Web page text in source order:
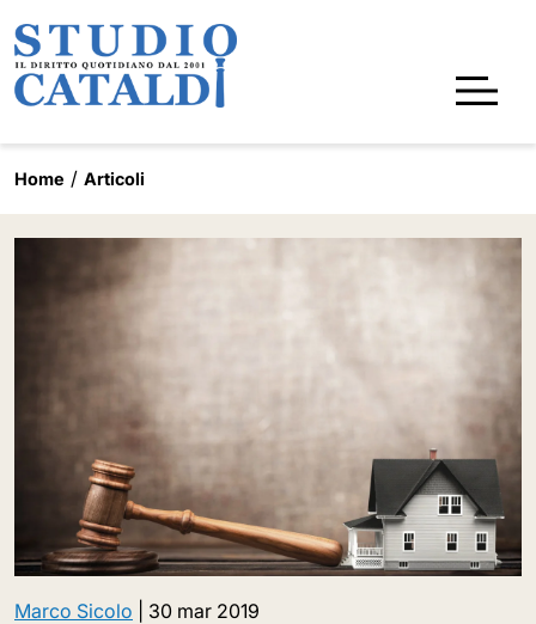
Home Articoli
Marco Sicolo 30 mar 2019